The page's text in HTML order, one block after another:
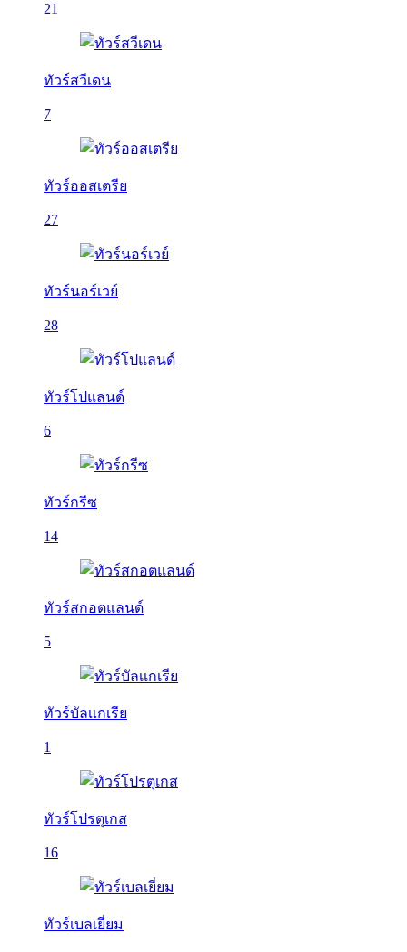
21
ทัวร์สวีเดน
7
ทัวร์ออสเตรีย
27
ทัวร์นอร์เวย์
28
ทัวร์โปแลนด์
6
ทัวร์กรีซ
14
ทัวร์สกอตแลนด์
5
ทัวร์บัลเเกเรีย
1
ทัวร์โปรตุเกส
16
ทัวร์เบลเยี่ยม